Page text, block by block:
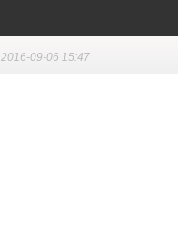
2016-09-06 15:47